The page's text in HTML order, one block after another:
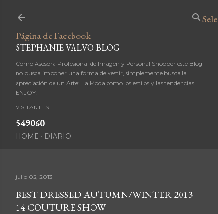
Página de Facebook
STEPHANIE VALVO BLOG
Como Asesora Profesional de Imagen y Personal Shopper este Blog
no busca imponer una forma de vestir, simplemente busca la
apreciación de un Arte: La Moda como los estilos y las tendencias.
ENJOY!
VISITANTES
549060
HOME DIARIO
julio 02, 2013
BEST DRESSED AUTUMN/WINTER 2013-
14 COUTURE SHOW